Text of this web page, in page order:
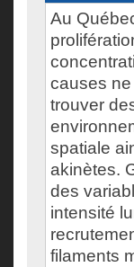
Au
causes
trouver
spatiale
akinètes.
des
intensité
filaments